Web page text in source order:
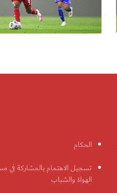
الحكام
تسجيل الاهتمام بالمشاركة في
الهواة والشباب